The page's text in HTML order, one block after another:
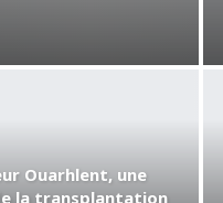
Ouarhlent, une
la transplantation